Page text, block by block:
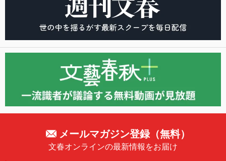
メールマガジン登録（無料）
文春オンラインの最新情報をお届け